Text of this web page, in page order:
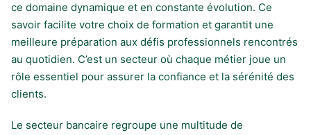
ce domaine dynamique et en constante évolution. Ce
savoir facilite votre choix de formation et garantit une
meilleure préparation aux défis professionnels rencontrés
au quotidien. C’est un secteur où chaque métier joue un
rôle essentiel pour assurer la confiance et la sérénité des
clients.
Le secteur bancaire regroupe une multitude de